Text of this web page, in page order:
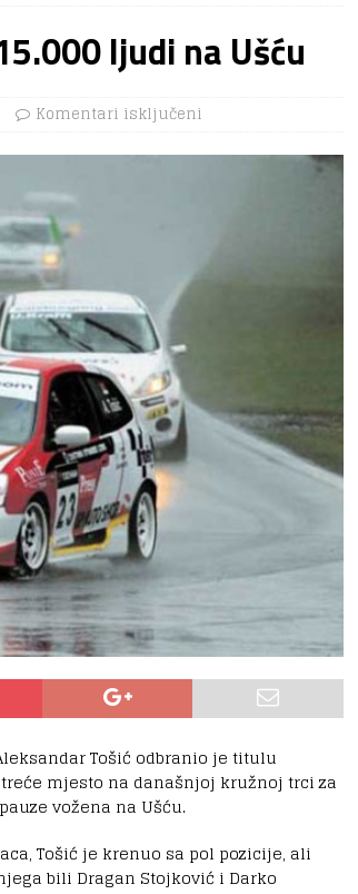
ljudi na Ušću
Komentari isključeni
Tošić odbranio je titulu
mjesto na današnjoj kružnoj trci za
vožena na Ušću.
Tošić je krenuo sa pol pozicije, ali
bili Dragan Stojković i Darko